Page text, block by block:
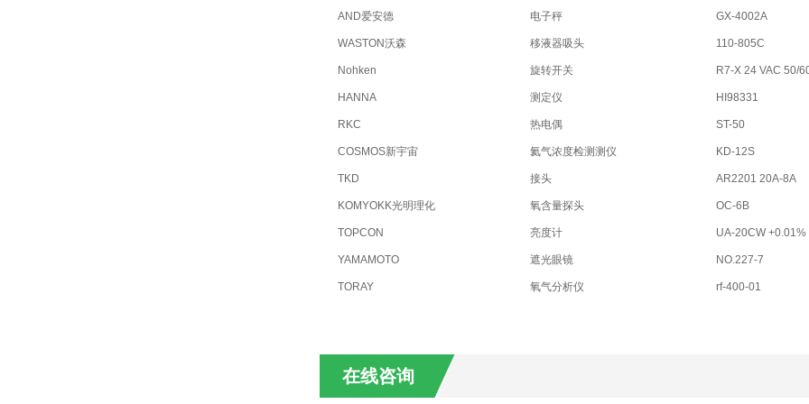
AND爱安德 电子秤 GX-4002A
WASTON沃森 移液器吸头 110-805C
Nohken 旋转开关 R7-X 24 VAC 50/
HANNA 测定仪 HI98331
RKC 热电偶 ST-50
COSMOS新宇宙 氦气浓度检测测仪 KD-12S
TKD 接头 AR2201 20A-8A
KOMYOKK光明理化 氧含量探头 OC-6B
TOPCON 亮度计 UA-20CW +0.01%
YAMAMOTO 遮光眼镜 NO.227-7
TORAY 氧气分析仪 rf-400-01
在线咨询